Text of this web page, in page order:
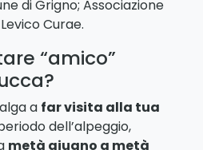
di Grigno; Associazione
Curae.
“amico”
a far visita alla tua
dell’alpeggio,
metà giugno a metà